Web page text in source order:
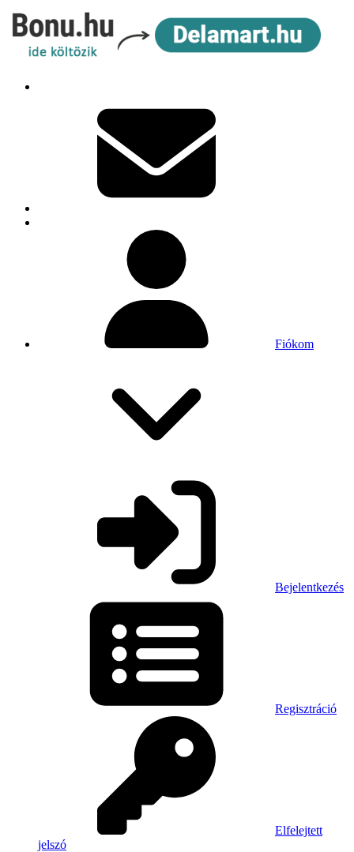
Fiókom
Bejelentkezés
Regisztráció
Elfelejtett
jelszó